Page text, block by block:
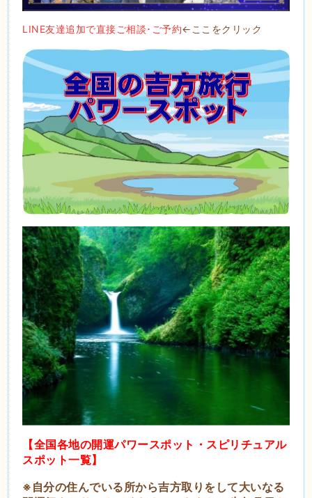
LINE友達追加で直接ご相談･ご予約←ここをクリック
【全国各地の開運パワースポット・スピリチュアル
スポット一覧】
※自分の住んでいる所から吉方取りをして大いなる